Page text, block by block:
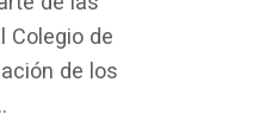
Colegio de
de los